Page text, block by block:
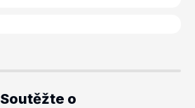
Soutěžte o